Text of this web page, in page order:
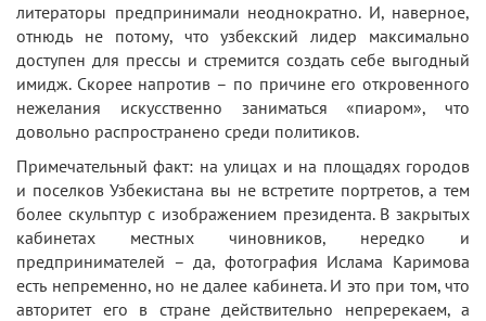
литераторы предпринимали неоднократно. И, наверное,
отнюдь не потому, что узбекский лидер максимально
доступен для прессы и стремится создать себе выгодный
имидж. Скорее напротив – по причине его откровенного
нежелания искусственно заниматься «пиаром», что
довольно распространено среди политиков.
Примечательный факт: на улицах и на площадях городов
и поселков Узбекистана вы не встретите портретов, а тем
более скульптур с изображением президента. В закрытых
кабинетах местных чиновников, нередко и
предпринимателей – да, фотография Ислама Каримова
есть непременно, но не далее кабинета. И это при том, что
авторитет его в стране действительно непререкаем, а